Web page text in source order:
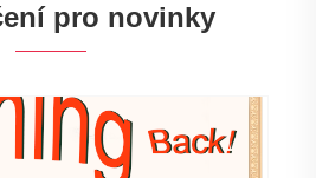
pro novinky